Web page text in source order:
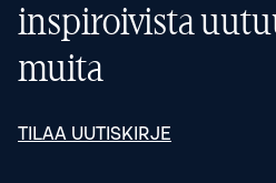
inspiroivista
muita
TILAA UUTISKIRJE